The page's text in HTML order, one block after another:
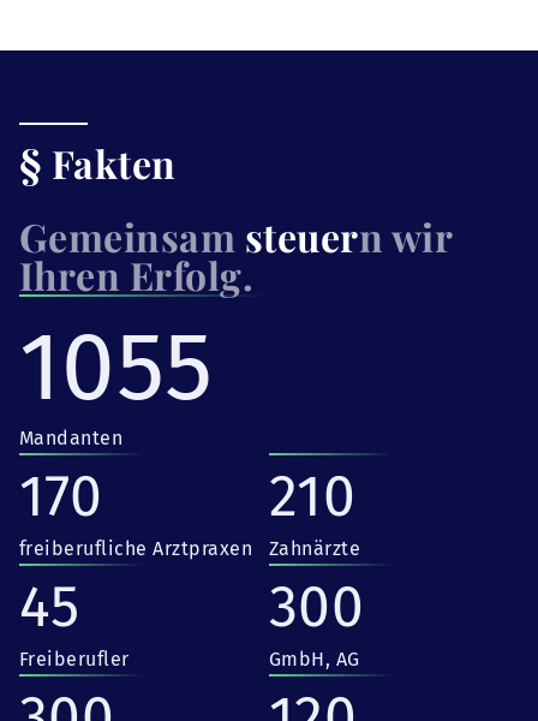
§ Fakten
Gemeinsam steuern wir
Ihren Erfolg.
1055
Mandanten
170
freiberufliche Arztpraxen
210
Zahnärzte
45
Freiberufler
300
GmbH, AG